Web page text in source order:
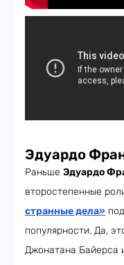
Эдуардо
Раньше Эдуардо
второстепенные
странные дела»
популярности. Да,
Джонатана Байерса